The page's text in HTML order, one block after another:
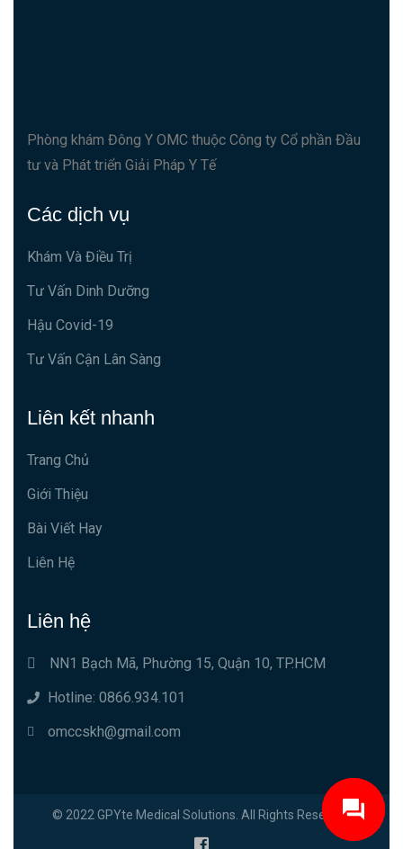
Phòng khám Đông Y OMC thuộc Công ty Cổ phần Đầu
tư và Phát triển Giải Pháp Y Tế
Các dịch vụ
Khám Và Điều Trị
Tư Vấn Dinh Dưỡng
Hậu Covid-19
Tư Vấn Cận Lân Sàng
Liên kết nhanh
Trang Chủ
Giới Thiệu
Bài Viết Hay
Liên Hệ
Liên hệ
NN1 Bạch Mã, Phường 15, Quận 10, TP.HCM
Hotline: 0866.934.101
omccskh@gmail.com
© 2022 GPYte Medical Solutions. All Rights Reserved